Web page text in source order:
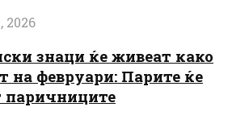
2026
знаци ќе живеат како
на февруари: Парите ќе
паричниците